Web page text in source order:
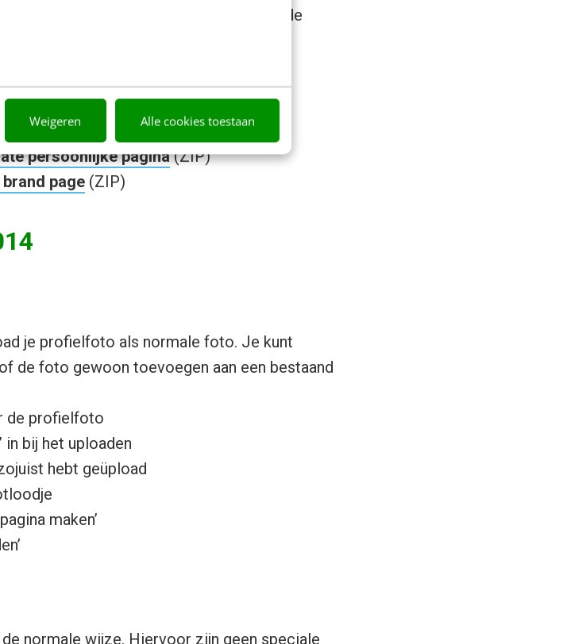
Weigeren Alle cookies toestaan
template niet downloaden, zijn dit de
persoonlijke pagina (ZIP)
page (ZIP)
je profielfoto als normale foto. Je kunt
de foto gewoon toevoegen aan een bestaand
de profielfoto
in bij het uploaden
hebt geüpload
maken’
normale wijze. Hiervoor zijn geen speciale